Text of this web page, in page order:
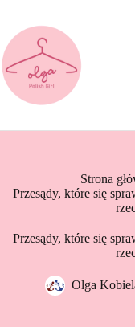
treści
Strona
Przesądy, które się
Przesądy, które się
Olga